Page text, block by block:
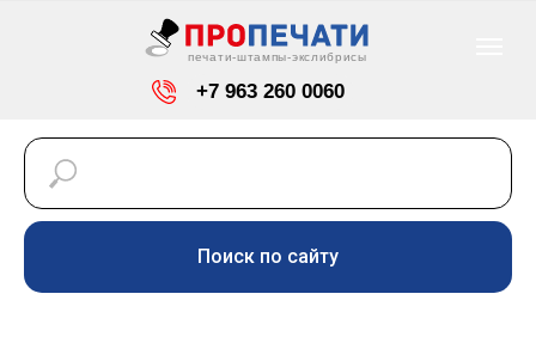
+7 963 260 0060
Красноярск, ул. Светлогорская, 7
с 9-00 до 18-00
печати-штампы-экслибрисы
info@pro-pechaty24.ru
Поиск по сайту